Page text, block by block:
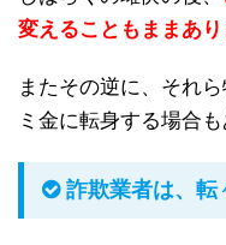
変えることもままあり
またその逆に、それ
ミ金に転身する場合も
詐欺業者は、転